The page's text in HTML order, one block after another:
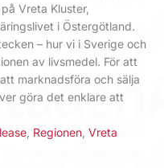
Vreta Kluster,
i Östergötland.
– hur vi i Sverige och
av livsmedel. För att
marknadsföra och sälja
göra det enklare att
Regionen Vreta